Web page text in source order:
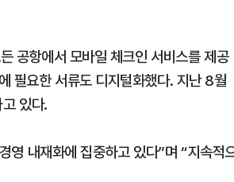
공항에서 모바일 체크인 서비스를 제공
필요한 서류도 디지털화했다. 지난 8월
있다.
영 내재화에 집중하고 있다”며 “지속적